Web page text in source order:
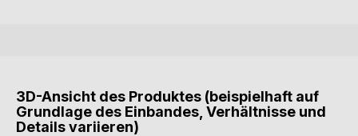
3D-Ansicht des Produktes (beispielhaft auf
Grundlage des Einbandes, Verhältnisse und
Details variieren)